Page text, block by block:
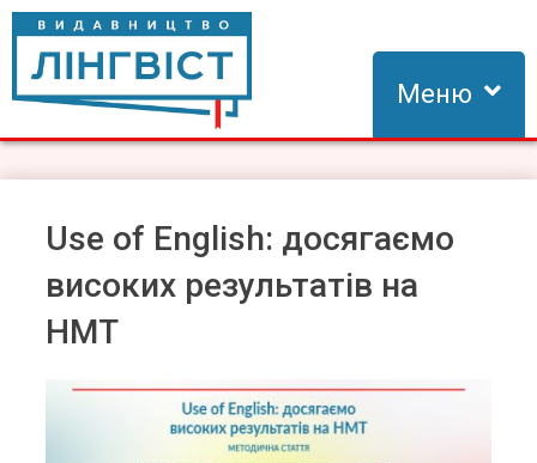
Skip
content
Видавництво Лінгвіст
Видавництво Лінгвіст – адаптація та створення видань для
Меню
Use of English: досягаємо
високих результатів на
НМТ